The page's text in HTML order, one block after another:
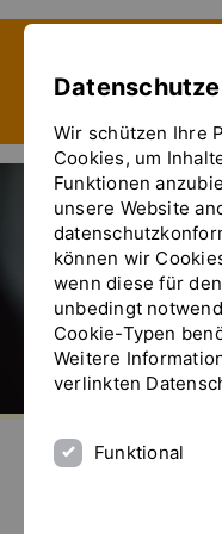
Dispergieren
Wir schützen Ihre
Cookies, um
Funktionen
unsere Website
können wir
wenn diese für
unbedingt
Cookie-Typen
Weitere
verlinkten
Funktional